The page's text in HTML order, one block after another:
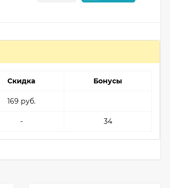
Скидка Бонусы
169 руб.
- 34